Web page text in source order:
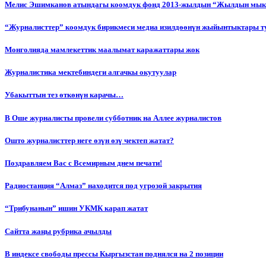
Мелис Эшимканов атындагы коомдук фонд 2013-жылдын “Жылдын
“Журналисттер” коомдук бирикмеси медиа изилдөөнүн жыйынтыктары
Монголияда мамлекеттик маалымат каражаттары жок
Журналистика мектебиндеги алгачкы окутуулар
Убакыттын тез өткөнүн карачы…
В Оше журналисты провели субботник на Аллее журналистов
Ошто журналисттер неге өзүн өзү чектеп жатат?
Поздравляем Вас с Всемирным днем печати!
Радиостанция “Алмаз” находится под угрозой закрытия
“Трибунанын” ишин УКМК карап жатат
Сайтта жаңы рубрика ачылды
В индексе свободы прессы Кыргызстан поднялся на 2 позиции